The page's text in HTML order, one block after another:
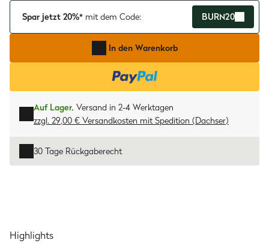
Spar jetzt 20%* mit dem Code: BURN20
In den Warenkorb
Auf Lager. Versand in 2-4 Werktagen
zzgl. 29,00 € Versandkosten mit Spedition (Dachser)
30 Tage Rückgaberecht
Highlights